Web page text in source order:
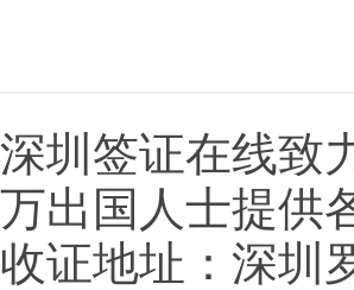
深圳签证在线致
万出国人士提供
收证地址：深圳